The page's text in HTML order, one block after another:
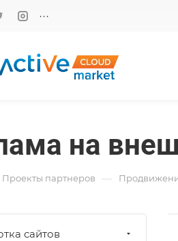
...
на
Проекты партнеров —
сайтов